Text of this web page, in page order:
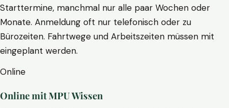
Starttermine, manchmal nur alle paar Wochen oder
Monate. Anmeldung oft nur telefonisch oder zu
Bürozeiten. Fahrtwege und Arbeitszeiten müssen mit
eingeplant werden.
Online
Online mit MPU Wissen